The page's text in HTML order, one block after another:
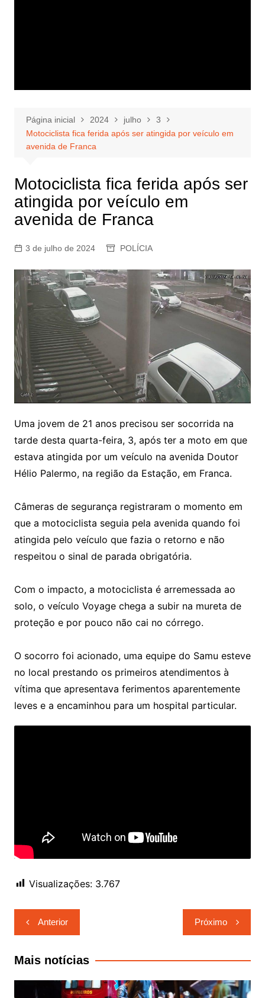
Página inicial 2024 julho
3
Motociclista fica ferida após ser atingida por veículo em
avenida de Franca
Motociclista fica ferida após ser
atingida por veículo em
avenida de Franca
3 de julho de 2024 POLÍCIA
Uma jovem de 21 anos precisou ser socorrida na
tarde desta quarta-feira, 3, após ter a moto em que
estava atingida por um veículo na avenida Doutor
Hélio Palermo, na região da Estação, em Franca.
Câmeras de segurança registraram o momento em
que a motociclista seguia pela avenida quando foi
atingida pelo veículo que fazia o retorno e não
respeitou o sinal de parada obrigatória.
Com o impacto, a motociclista é arremessada ao
solo, o veículo Voyage chega a subir na mureta de
proteção e por pouco não cai no córrego.
O socorro foi acionado, uma equipe do Samu esteve
no local prestando os primeiros atendimentos à
vítima que apresentava ferimentos aparentemente
leves e a encaminhou para um hospital particular.
Visualizações: 3.767
Navegação
de
Post
Anterior Próximo
Mais notícias